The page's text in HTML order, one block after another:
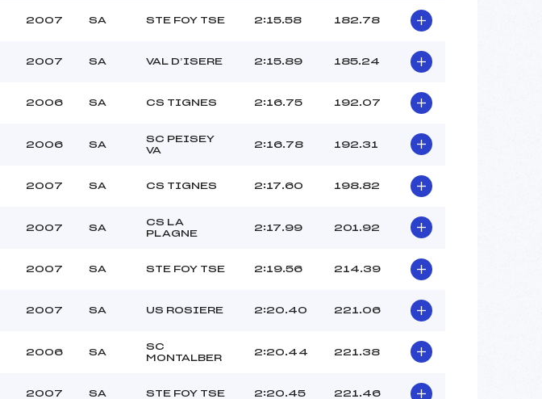
2007 SA STE FOY TSE 2:15.58 182.78
2007 SA VAL D’ISERE 2:15.89 185.24
2006 SA CS TIGNES 2:16.75 192.07
2006 SA
SC PEISEY
VA
2:16.78 192.31
2007 SA CS TIGNES 2:17.60 198.82
2007 SA
CS LA
PLAGNE
2:17.99 201.92
2007 SA STE FOY TSE 2:19.56 214.39
2007 SA US ROSIERE 2:20.40 221.06
2006 SA
SC
MONTALBER
2:20.44 221.38
2007 SA STE FOY TSE 2:20.45 221.46